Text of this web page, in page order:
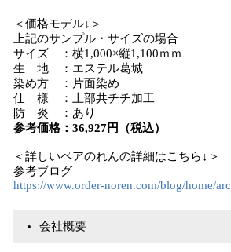
＜価格モデル↓＞
上記のサンプル・サイズの場合
サイズ ：横1,000×縦1,100ｍｍ
生 地 ：エステル葛城
染め方 ：片面染め
仕 様 ：上部共チチ加工
防 炎 ：あり
参考価格：36,927円（税込）
＜詳しいペアのれんの詳細はこちら↓＞
参考ブログ
https://www.order-noren.com/blog/home/
会社概要